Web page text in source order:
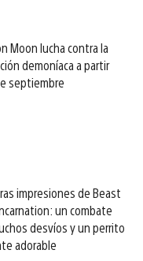
Moon lucha contra la
demoníaca a partir
septiembre
impresiones de Beast
un combate
desvíos y un perrito
adorable